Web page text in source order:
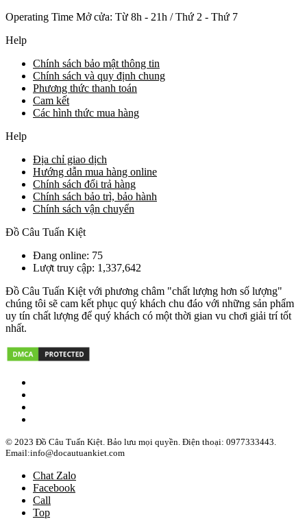
Operating Time Mở cửa: Từ 8h - 21h / Thứ 2 - Thứ 7
Help
Chính sách bảo mật thông tin
Chính sách và quy định chung
Phương thức thanh toán
Cam kết
Các hình thức mua hàng
Help
Địa chỉ giao dịch
Hướng dẫn mua hàng online
Chính sách đổi trả hàng
Chính sách bảo trì, bảo hành
Chính sách vận chuyển
Đồ Câu Tuấn Kiệt
Đang online: 75
Lượt truy cập: 1,337,642
Đồ Câu Tuấn Kiệt với phương châm "chất lượng hơn số lượng"
chúng tôi sẽ cam kết phục quý khách chu đáo với những sản phẩm
uy tín chất lượng để quý khách có một thời gian vu chơi giải trí tốt
nhất.
© 2023 Đồ Câu Tuấn Kiệt. Bảo lưu mọi quyền. Điện thoại: 0977333443.
Email:info@docautuankiet.com
Chat Zalo
Facebook
Call
Top